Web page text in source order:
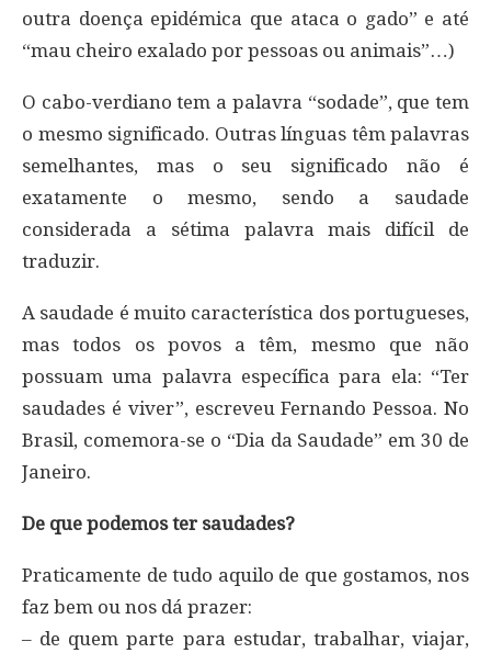
outra doença epidémica que ataca o gado” e até
“mau cheiro exalado por pessoas ou animais”…)
O cabo-verdiano tem a palavra “sodade”, que tem
o mesmo significado. Outras línguas têm palavras
semelhantes, mas o seu significado não é
exatamente o mesmo, sendo a saudade
considerada a sétima palavra mais difícil de
traduzir.
A saudade é muito característica dos portugueses,
mas todos os povos a têm, mesmo que não
possuam uma palavra específica para ela: “Ter
saudades é viver”, escreveu Fernando Pessoa. No
Brasil, comemora-se o “Dia da Saudade” em 30 de
Janeiro.
De que podemos ter saudades?
Praticamente de tudo aquilo de que gostamos, nos
faz bem ou nos dá prazer:
– de quem parte para estudar, trabalhar, viajar,